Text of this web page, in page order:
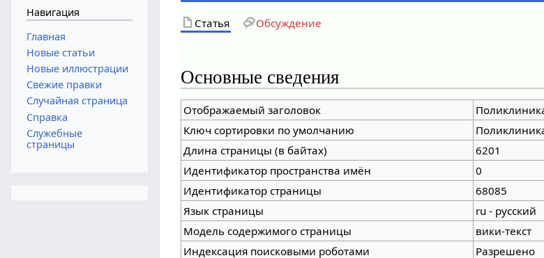
Статья Обсуждение
Основные сведения
Отображаемый заголовок
Ключ сортировки по умолчанию
Длина страницы (в байтах)
6201
Идентификатор пространства имён
0
Идентификатор страницы
68085
Язык страницы
ru - русский
Модель содержимого страницы
вики-текст
Индексация поисковыми роботами
Разрешено
Навигация
Главная
Новые статьи
Новые иллюстрации
Свежие правки
Случайная страница
Справка
Служебные
страницы